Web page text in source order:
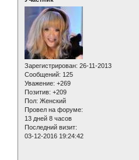
Зарегистрирован: 26-11-2013
Сообщений: 125
Уважение: +269
Позитив: +209
Пол: Женский
Провел на форуме:
13 дней 8 часов
Последний визит:
03-12-2016 19:24:42